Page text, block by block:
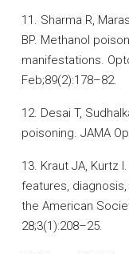
11. Sharma R,
BP. Methanol
manifestations.
Feb;89(2):178–82.
12. Desai T,
poisoning. JAMA
13. Kraut JA, Kurtz
features,
the American
28;3(1):208–25.